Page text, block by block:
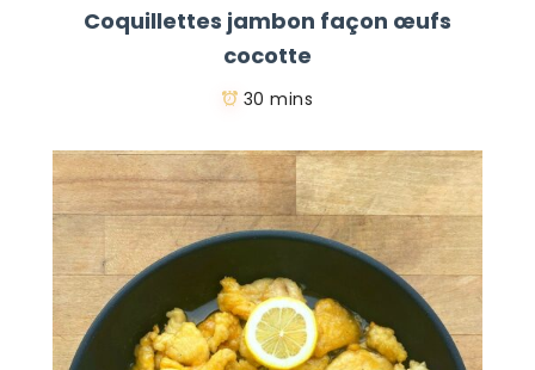
Coquillettes jambon façon œufs
cocotte
30 mins